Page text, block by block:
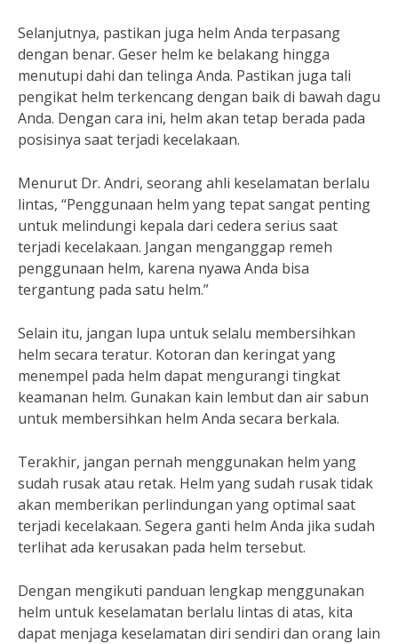
Selanjutnya, pastikan juga helm Anda terpasang
dengan benar. Geser helm ke belakang hingga
menutupi dahi dan telinga Anda. Pastikan juga tali
pengikat helm terkencang dengan baik di bawah dagu
Anda. Dengan cara ini, helm akan tetap berada pada
posisinya saat terjadi kecelakaan.
Menurut Dr. Andri, seorang ahli keselamatan berlalu
lintas, “Penggunaan helm yang tepat sangat penting
untuk melindungi kepala dari cedera serius saat
terjadi kecelakaan. Jangan menganggap remeh
penggunaan helm, karena nyawa Anda bisa
tergantung pada satu helm.”
Selain itu, jangan lupa untuk selalu membersihkan
helm secara teratur. Kotoran dan keringat yang
menempel pada helm dapat mengurangi tingkat
keamanan helm. Gunakan kain lembut dan air sabun
untuk membersihkan helm Anda secara berkala.
Terakhir, jangan pernah menggunakan helm yang
sudah rusak atau retak. Helm yang sudah rusak tidak
akan memberikan perlindungan yang optimal saat
terjadi kecelakaan. Segera ganti helm Anda jika sudah
terlihat ada kerusakan pada helm tersebut.
Dengan mengikuti panduan lengkap menggunakan
helm untuk keselamatan berlalu lintas di atas, kita
dapat menjaga keselamatan diri sendiri dan orang lain